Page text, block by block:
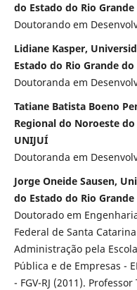
do Estado do Rio
Doutorando em
Lidiane Kasper,
Estado do Rio Grande do
Doutoranda em
Tatiane Batista Boeno
Regional do Noroeste
UNIJUÍ
Doutoranda em
Jorge Oneide Sausen,
do Estado do Rio
Doutorado em
Federal de Santa
Administração pela
Pública e de Empresas -
- FGV-RJ (2011).